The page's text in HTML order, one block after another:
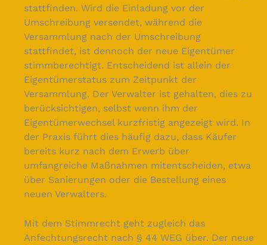
stattfinden. Wird die Einladung vor der
Umschreibung versendet, während die
Versammlung nach der Umschreibung
stattfindet, ist dennoch der neue Eigentümer
stimmberechtigt. Entscheidend ist allein der
Eigentümerstatus zum Zeitpunkt der
Versammlung. Der Verwalter ist gehalten, dies zu
berücksichtigen, selbst wenn ihm der
Eigentümerwechsel kurzfristig angezeigt wird. In
der Praxis führt dies häufig dazu, dass Käufer
bereits kurz nach dem Erwerb über
umfangreiche Maßnahmen mitentscheiden, etwa
über Sanierungen oder die Bestellung eines
neuen Verwalters.
Mit dem Stimmrecht geht zugleich das
Anfechtungsrecht nach § 44 WEG über. Der neue